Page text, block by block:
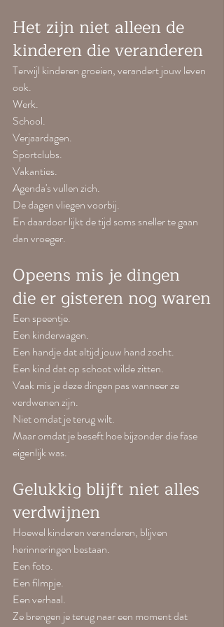
Het zijn niet alleen de
kinderen die veranderen
Terwijl kinderen groeien, verandert jouw leven
ook.
Werk.
School.
Verjaardagen.
Sportclubs.
Vakanties.
Agenda's vullen zich.
De dagen vliegen voorbij.
En daardoor lijkt de tijd soms sneller te gaan
dan vroeger.
Opeens mis je dingen
die er gisteren nog waren
Een speentje.
Een kinderwagen.
Een handje dat altijd jouw hand zocht.
Een kind dat op schoot wilde zitten.
Vaak mis je deze dingen pas wanneer ze
verdwenen zijn.
Niet omdat je terug wilt.
Maar omdat je beseft hoe bijzonder die fase
eigenlijk was.
Gelukkig blijft niet alles
verdwijnen
Hoewel kinderen veranderen, blijven
herinneringen bestaan.
Een foto.
Een filmpje.
Een verhaal.
Ze brengen je terug naar een moment dat